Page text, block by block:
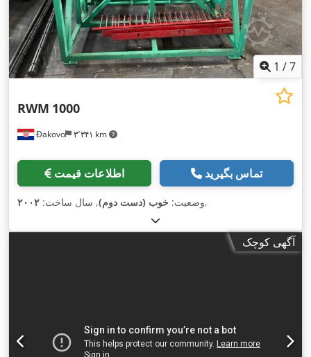
1 /7
Đakovo ۳٬۳۴۱ km
RWM 1000
اطلاعات قیمت تماس بگیرید
وضعیت: خوب (دست دوم), سال ساخت: ۲۰۰۲ ,
آگهی کوچک